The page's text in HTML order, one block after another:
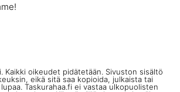
Kaikki oikeudet pidätetään. Sivuston sisältö
eikä sitä saa kopioida, julkaista tai
Taskurahaa.fi ei vastaa ulkopuolisten